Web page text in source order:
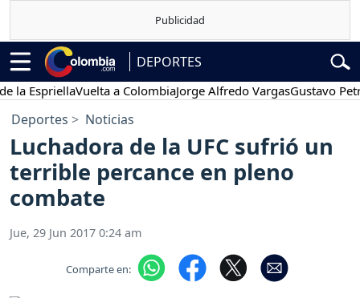
DEPORTES
Vuelta a ColombiaJorge Alfredo VargasGustavo Petro
Deportes Noticias
Luchadora de la UFC sufrió un
terrible percance en pleno
combate
Jue, 29 Jun 2017 0:24 am
Comparte en: